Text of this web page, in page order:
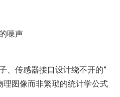
噪声
、传感器接口设计绕不开的”
理图像而非繁琐的统计学公式